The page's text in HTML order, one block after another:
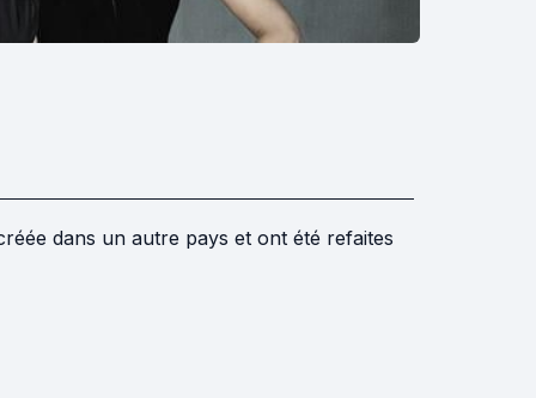
dans un autre pays et ont été refaites